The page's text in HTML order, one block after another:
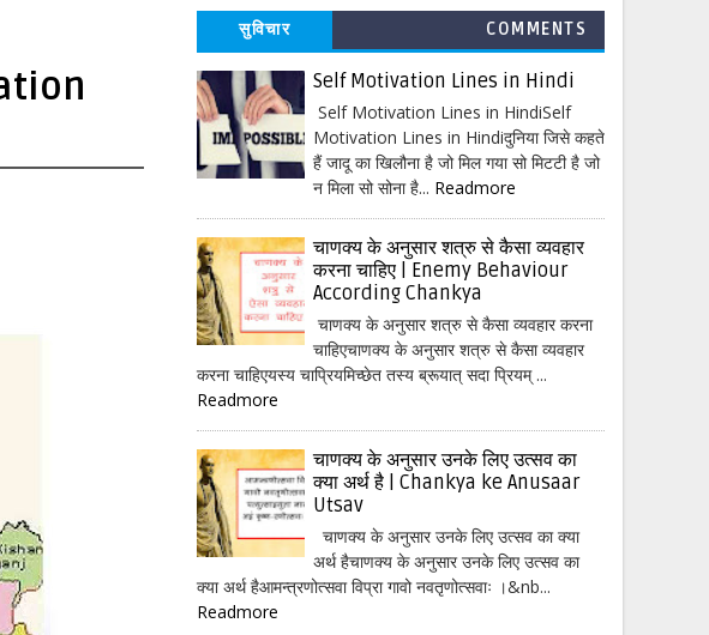
सुविचार COMMENTS
Self Motivation Lines in Hindi
Self Motivation Lines in HindiSelf
Motivation Lines in Hindiदुनिया जिसे कहते
हैं जादू का खिलौना है जो मिल गया सो मिटटी है जो
न मिला सो सोना है... Readmore
चाणक्य के अनुसार शत्रु से कैसा व्यवहार
करना चाहिए | Enemy Behaviour
According Chankya
चाणक्य के अनुसार शत्रु से कैसा व्यवहार करना
चाहिएचाणक्य के अनुसार शत्रु से कैसा व्यवहार
करना चाहिएयस्य चाप्रियमिच्छेत तस्य ब्रूयात् सदा प्रियम् ...
Readmore
चाणक्य के अनुसार उनके लिए उत्सव का
क्या अर्थ है | Chankya ke Anusaar
Utsav
चाणक्य के अनुसार उनके लिए उत्सव का क्या
अर्थ हैचाणक्य के अनुसार उनके लिए उत्सव का
क्या अर्थ हैआमन्त्रणोत्सवा विप्रा गावो नवतृणोत्सवाः ।&nb...
Readmore